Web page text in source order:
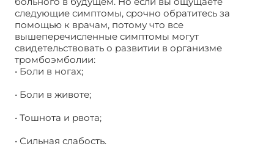
следующие симптомы, срочно обратитесь за
помощью к врачам, потому что все
вышеперечисленные симптомы могут
свидетельствовать о развитии в организме
тромбоэмболии:
• Боли в ногах;
• Боли в животе;
• Тошнота и рвота;
• Сильная слабость.